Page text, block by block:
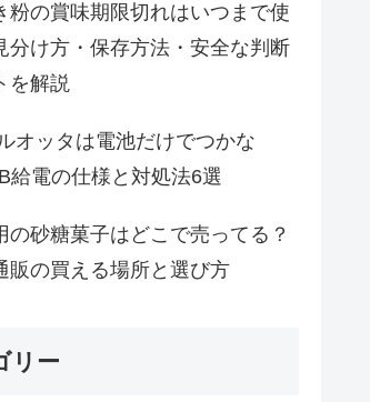
粉の賞味期限切れはいつまで使
分け方・保存方法・安全な判断
を解説
オッタは電池だけでつかな
給電の仕様と対処法6選
の砂糖菓子はどこで売ってる？
販の買える場所と選び方
リー